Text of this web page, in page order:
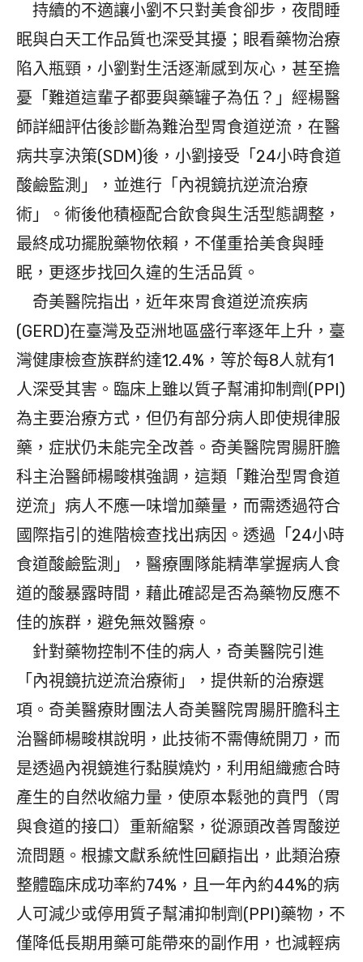
持續的不適讓小劉不只對美食卻步，夜間睡
眠與白天工作品質也深受其擾；眼看藥物治療
陷入瓶頸，小劉對生活逐漸感到灰心，甚至擔
憂「難道這輩子都要與藥罐子為伍？」經楊醫
師詳細評估後診斷為難治型胃食道逆流，在醫
病共享決策(SDM)後，小劉接受「24小時食道
酸鹼監測」，並進行「內視鏡抗逆流治療
術」。術後他積極配合飲食與生活型態調整，
最終成功擺脫藥物依賴，不僅重拾美食與睡
眠，更逐步找回久違的生活品質。
奇美醫院指出，近年來胃食道逆流疾病
(GERD)在臺灣及亞洲地區盛行率逐年上升，臺
灣健康檢查族群約達12.4%，等於每8人就有1
人深受其害。臨床上雖以質子幫浦抑制劑(PPI)
為主要治療方式，但仍有部分病人即使規律服
藥，症狀仍未能完全改善。奇美醫院胃腸肝膽
科主治醫師楊畯棋強調，這類「難治型胃食道
逆流」病人不應一味增加藥量，而需透過符合
國際指引的進階檢查找出病因。透過「24小時
食道酸鹼監測」，醫療團隊能精準掌握病人食
道的酸暴露時間，藉此確認是否為藥物反應不
佳的族群，避免無效醫療。
針對藥物控制不佳的病人，奇美醫院引進
「內視鏡抗逆流治療術」，提供新的治療選
項。奇美醫療財團法人奇美醫院胃腸肝膽科主
治醫師楊畯棋說明，此技術不需傳統開刀，而
是透過內視鏡進行黏膜燒灼，利用組織癒合時
產生的自然收縮力量，使原本鬆弛的賁門（胃
與食道的接口）重新縮緊，從源頭改善胃酸逆
流問題。根據文獻系統性回顧指出，此類治療
整體臨床成功率約74%，且一年內約44%的病
人可減少或停用質子幫浦抑制劑(PPI)藥物，不
僅降低長期用藥可能帶來的副作用，也減輕病